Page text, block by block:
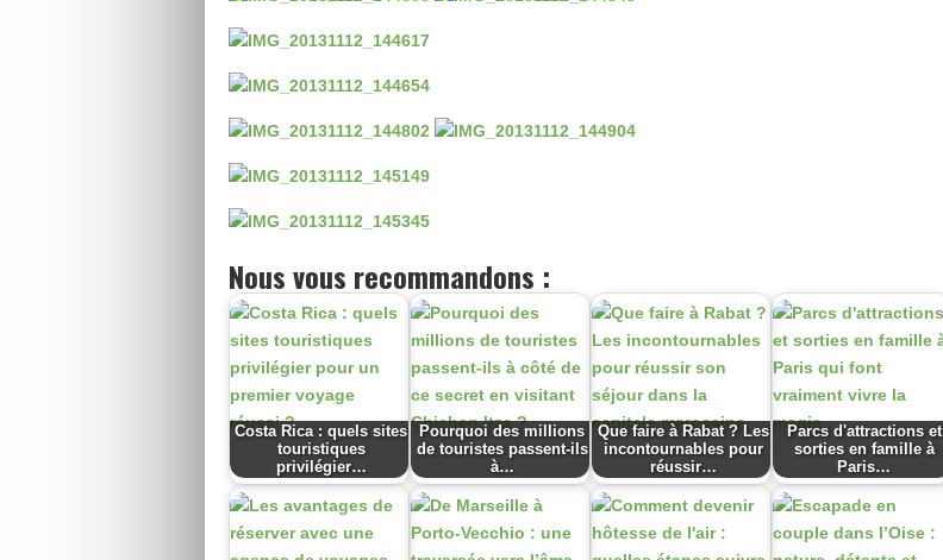
Nous vous recommandons :
Costa Rica : quels sites
touristiques
privilégier…
Pourquoi des millions
de touristes passent-ils
à…
Que faire à Rabat ? Les
incontournables pour
réussir…
Parcs d'attractions et
sorties en famille à
Paris…